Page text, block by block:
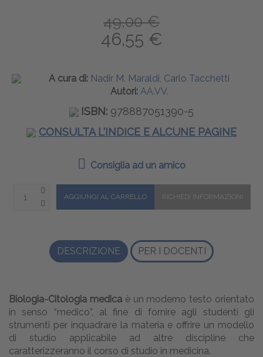
49,00 €
46,55 €
A cura di: Nadir M. Maraldi, Carlo Tacchetti
Autori: AA.VV.
ISBN: 978887051390-5
CONSULTA L'INDICE E ALCUNE PAGINE
Consiglia ad un amico
DESCRIZIONE PER I DOCENTI
Biologia-Citologia medicaè un moderno testo orientato
in senso “medico”, al fine di fornire agli studenti gli
strumenti per inquadrare la materia e offrire un modello
di studio applicabile ad altre discipline che
caratterizzeranno il corso di studio in medicina.